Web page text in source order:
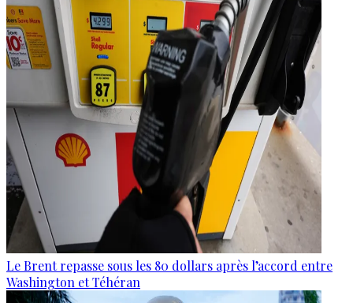
Le Brent repasse sous les 80 dollars après l’accord entre
Washington et Téhéran